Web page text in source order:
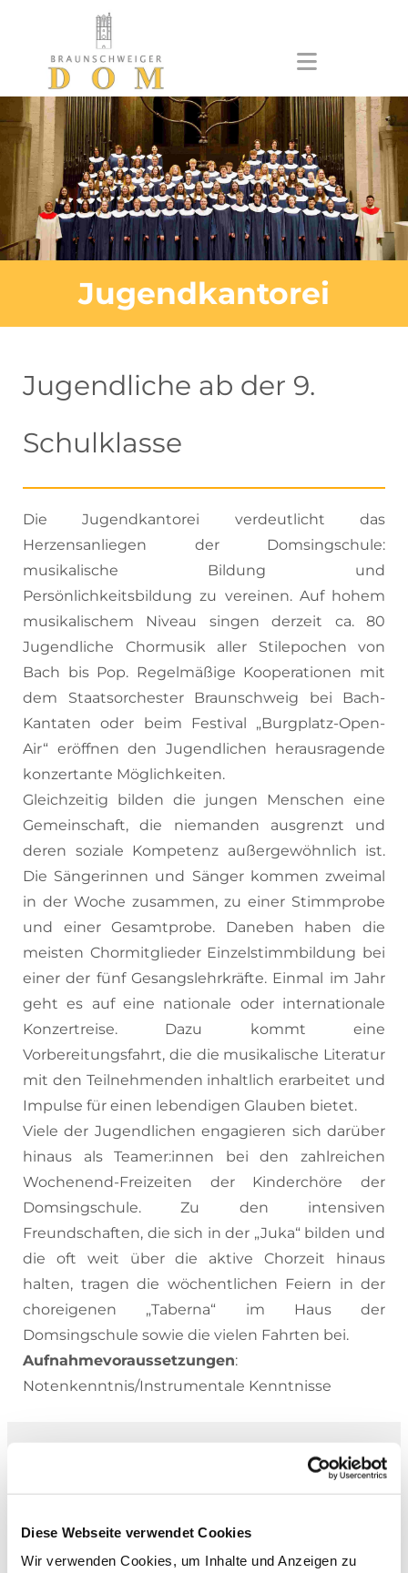
Diese Webseite verwendet Cookies
Wir verwenden Cookies, um Inhalte und Anzeigen zu
Zum Inhalt springen
Jugendkantorei
Jugendliche ab der 9.
Schulklasse
Die Jugendkantorei verdeutlicht das
Herzensanliegen der Domsingschule:
musikalische Bildung und
Persönlichkeitsbildung zu vereinen. Auf hohem
musikalischem Niveau singen derzeit ca. 80
Jugendliche Chormusik aller Stilepochen von
Bach bis Pop. Regelmäßige Kooperationen mit
dem Staatsorchester Braunschweig bei Bach-
Kantaten oder beim Festival „Burgplatz-Open-
Air“ eröffnen den Jugendlichen herausragende
konzertante Möglichkeiten.
Gleichzeitig bilden die jungen Menschen eine
Gemeinschaft, die niemanden ausgrenzt und
deren soziale Kompetenz außergewöhnlich ist.
Die Sängerinnen und Sänger kommen zweimal
in der Woche zusammen, zu einer Stimmprobe
und einer Gesamtprobe. Daneben haben die
meisten Chormitglieder Einzelstimmbildung bei
einer der fünf Gesangslehrkräfte. Einmal im Jahr
geht es auf eine nationale oder internationale
Konzertreise. Dazu kommt eine
Vorbereitungsfahrt, die die musikalische Literatur
mit den Teilnehmenden inhaltlich erarbeitet und
Impulse für einen lebendigen Glauben bietet.
Viele der Jugendlichen engagieren sich darüber
hinaus als Teamer:innen bei den zahlreichen
Wochenend-Freizeiten der Kinderchöre der
Domsingschule. Zu den intensiven
Freundschaften, die sich in der „Juka“ bilden und
die oft weit über die aktive Chorzeit hinaus
halten, tragen die wöchentlichen Feiern in der
choreigenen „Taberna“ im Haus der
Domsingschule sowie die vielen Fahrten bei.
Aufnahmevoraussetzungen:
Notenkenntnis/Instrumentale Kenntnisse
Kantor Robin Hlinka